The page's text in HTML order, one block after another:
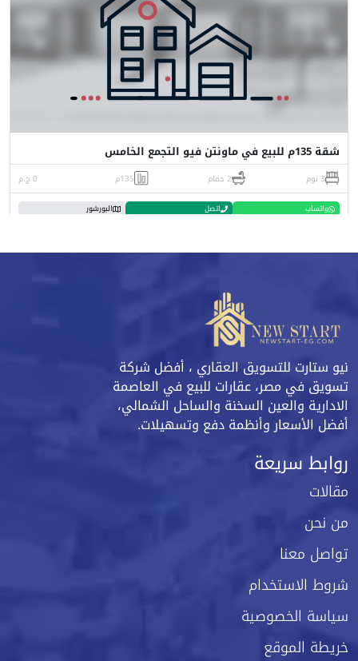
شقة 135م للبيع في ماونتن فيو التجمع الخامس
3 نوم 2 حمام 135م 0 ج.م
واتساب اتصل البورشور
نيو ستارت للتسويق العقاري ، أفضل شركة
تسويق في مصر، عقارات للبيع في العاصمة
الادارية والعين السخنة والساحل الشمالي،
أفضل الأسعار وأنظمة دفع وتسهيلات.
روابط سريعة
مقالات
من نحن
تواصل معنا
شروط الاستخدام
سياسة الخصوصية
خريطة الموقع